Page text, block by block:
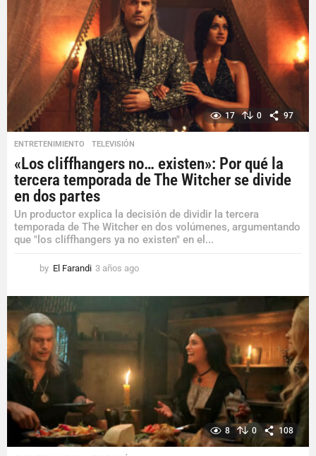
s
a
g
17 0 97
ENTRETENIMIENTO ,TELEVISIÓN
«Los cliffhangers no… existen»: Por qué la
tercera temporada de The Witcher se divide
en dos partes
Un productor explica la decisión de dividir la tercera
temporada de The Witcher en dos volúmenes, argumentando
que "los cliffhangers ya no existen" en el...
by El Farandi 3 años ago
ñ
8 0 108